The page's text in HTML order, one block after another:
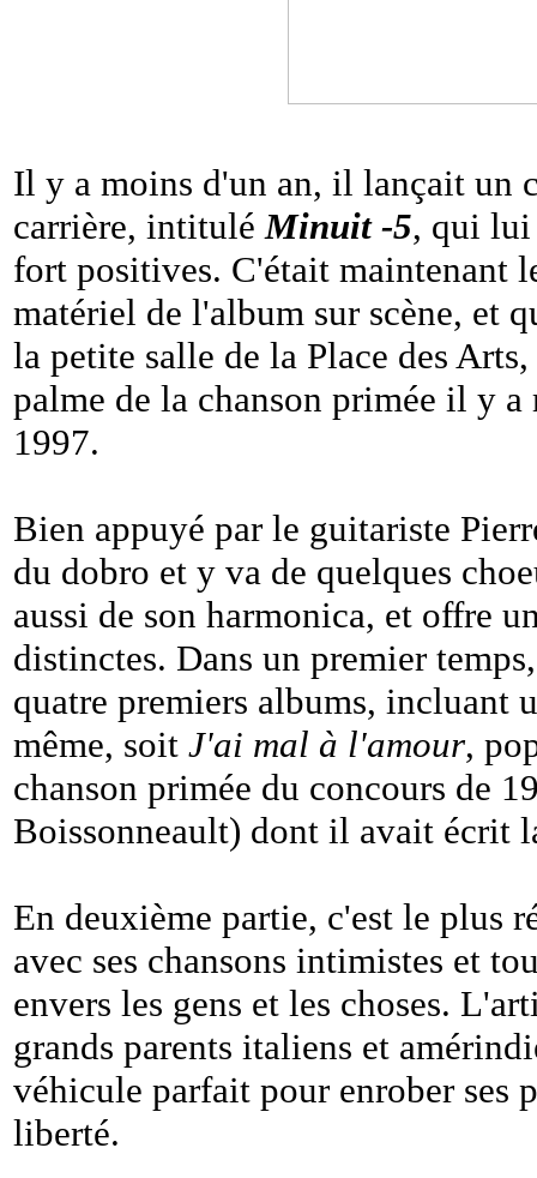
Il y a moins d'un an, il lançait un
carrière, intituléMinuit -5, qui lui
fort positives. C'était maintenant
matériel de l'album sur scène, et
la petite salle de la Place des
palme de la chanson primée il y a
1997.
Bien appuyé par le guitariste
du dobro et y va de quelques
aussi de son harmonica, et offre
distinctes. Dans un premier
quatre premiers albums, incluant
même, soit J'ai mal à l'amour,
chanson primée du concours de
Boissonneault) dont il avait écrit
En deuxième partie, c'est le plus
avec ses chansons intimistes et
envers les gens et les choses.
grands parents italiens et
véhicule parfait pour enrober ses
liberté.